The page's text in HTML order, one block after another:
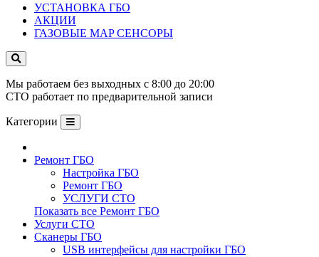
УСТАНОВКА ГБО
АКЦИИ
ГАЗОВЫЕ MAP СЕНСОРЫ
Мы работаем без выходных с 8:00 до 20:00
СТО работает по предварительной записи
Категории
Ремонт ГБО
Настройка ГБО
Ремонт ГБО
УСЛУГИ СТО
Показать все Ремонт ГБО
Услуги СТО
Сканеры ГБО
USB интерфейсы для настройки ГБО